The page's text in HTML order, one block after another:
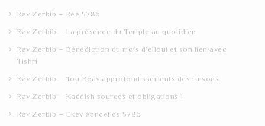
Rav Zerbib – Réé 5786
Rav Zerbib – La présence du Temple au quotidien
Rav Zerbib – Bénédiction du mois d’elloul et son lien avec
Tishri
Rav Zerbib – Tou Beav approfondissements des raisons
Rav Zerbib – Kaddish sources et obligations 1
Rav Zerbib – Ekev étincelles 5786